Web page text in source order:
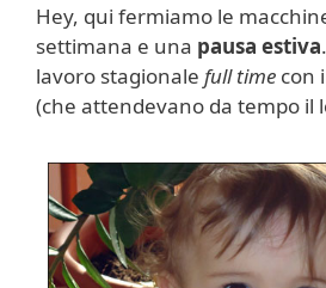
Hey, qui fermiamo le
settimana e una pausa estiva
lavoro stagionale full time con
(che attendevano da tempo il